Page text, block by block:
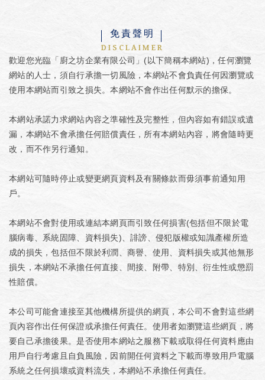
免責聲明
DISCLAIMER
歡迎您光臨「廚之坊企業有限公司」(以下簡稱本網站)，任何瀏覽
網站的人士，須自行承擔一切風險，本網站不會負責任何因瀏覽或
使用本網站而引致之損失。本網站不會作出任何默示的擔保。
本網站承諾力求網站內容之準確性及完整性，但內容如有錯誤或遺
漏，本網站不會承擔任何賠償責任，所有本網站內容，將會隨時更
改，而不作另行通知。
本網站可隨時停止或變更網頁資料及有關條款而毋須事前通知用
戶。
本網站不會對使用或連結本網頁而引致任何損害(包括但不限於電
腦病毒、系統固障、資料損失)、誹謗、侵犯版權或知識產權所造
成的損失，包括但不限於利潤、商譽、使用、資料損失或其他無形
損失，本網站不承擔任何直接、間接、附帶、特別、衍生性或懲罰
性賠償。
本公司可能會連接至其他機構所提供的網頁，本公司不會對這些網
頁內容作出任何保證或承擔任何責任。使用者如瀏覽這些網頁，將
要自己承擔後果。是否使用本網站之服務下載或取得任何資料應由
用戶自行考慮且自負風險，因前開任何資料之下載而導致用戶電腦
系統之任何損壞或資料流失，本網站不承擔任何責任。